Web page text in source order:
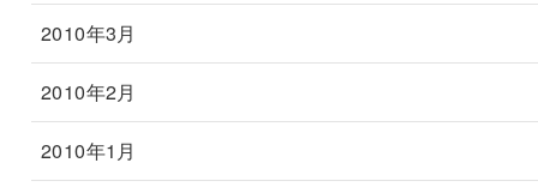
2010年3月
2010年2月
2010年1月